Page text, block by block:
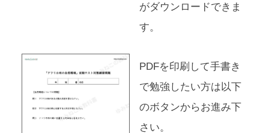
がダウンロードできま
す。
PDFを印刷して手書き
で勉強したい方は以下
のボタンからお進み下
さい。